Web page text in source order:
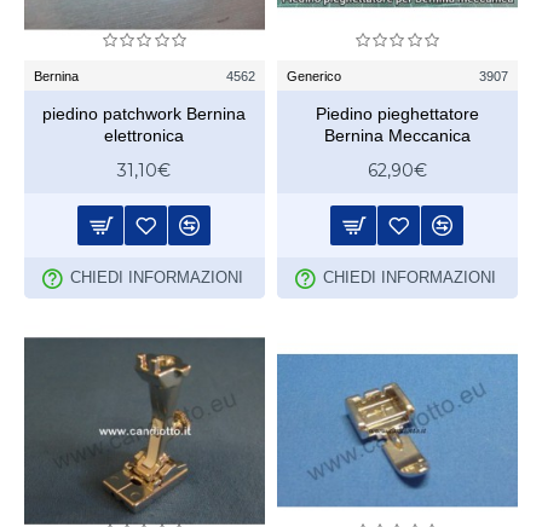
Bernina 4562
piedino patchwork Bernina
elettronica
31,10€
CHIEDI INFORMAZIONI
Generico 3907
Piedino pieghettatore
Bernina Meccanica
62,90€
CHIEDI INFORMAZIONI